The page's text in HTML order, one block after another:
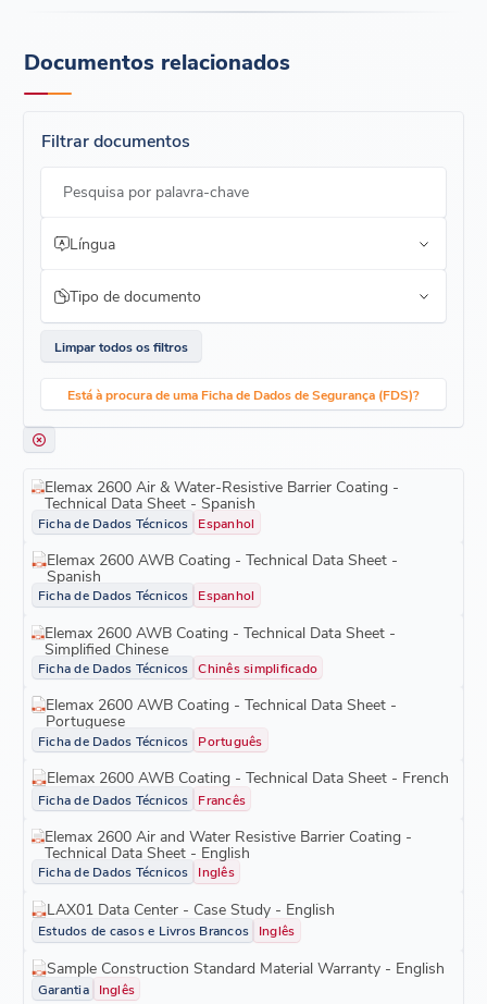
Documentos relacionados
Filtrar documentos
Pesquisa por palavra-chave
Língua
Tipo de documento
Limpar todos os filtros
Está à procura de uma Ficha de Dados de Segurança (FDS)?
Elemax 2600 Air & Water-Resistive Barrier Coating -
Technical Data Sheet - Spanish
Ficha de Dados Técnicos Espanhol
Elemax 2600 AWB Coating - Technical Data Sheet -
Spanish
Ficha de Dados Técnicos Espanhol
Elemax 2600 AWB Coating - Technical Data Sheet -
Simplified Chinese
Ficha de Dados Técnicos Chinês simplificado
Elemax 2600 AWB Coating - Technical Data Sheet -
Portuguese
Ficha de Dados Técnicos Português
Elemax 2600 AWB Coating - Technical Data Sheet - French
Ficha de Dados Técnicos Francês
Elemax 2600 Air and Water Resistive Barrier Coating -
Technical Data Sheet - English
Ficha de Dados Técnicos Inglês
LAX01 Data Center - Case Study - English
Estudos de casos e Livros Brancos Inglês
Sample Construction Standard Material Warranty - English
Garantia Inglês